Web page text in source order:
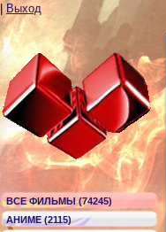
Выход
ВСЕ ФИЛЬМЫ (74245)
АНИМЕ (2115)